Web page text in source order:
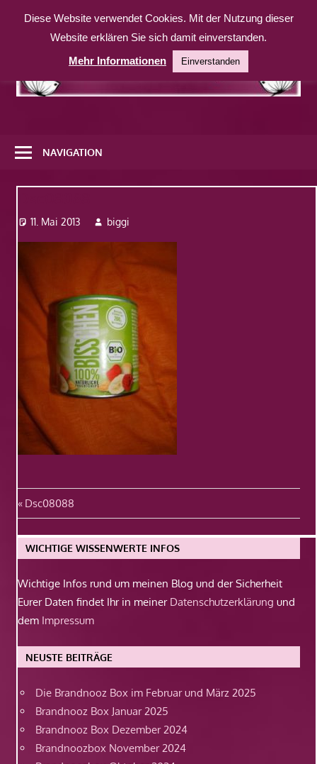
Inhalt
weitere
Website
NAVIGATION
11. Mai 2013 biggi
Beitragsnavigation
Vorheriger
Beitrag:
Dsc08088
WICHTIGE WISSENWERTE INFOS
Wichtige Infos rund um meinen Blog und der Sicherheit
Eurer Daten findet Ihr in meiner Datenschutzerklärung und
dem Impressum
NEUSTE BEITRÄGE
Die Brandnooz Box im Februar und März 2025
Brandnooz Box Januar 2025
Brandnooz Box Dezember 2024
Brandnoozbox November 2024
Diese Website verwendet Cookies. Mit der Nutzung dieser
Website erklären Sie sich damit einverstanden.
Mehr Informationen
Einverstanden